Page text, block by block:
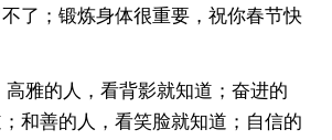
了；锻炼身体很重要，祝你春节快
雅的人，看背影就知道；奋进的
和善的人，看笑脸就知道；自信的